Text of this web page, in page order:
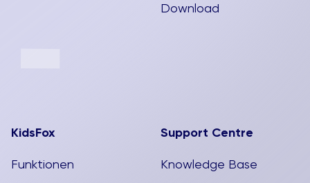
Download
KidsFox
Funktionen
Support Centre
Knowledge Base